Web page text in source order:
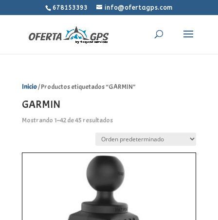
678153393 info@ofertagps.com
Inicio/ Productos etiquetados “GARMIN”
GARMIN
Mostrando 1–42 de 45 resultados